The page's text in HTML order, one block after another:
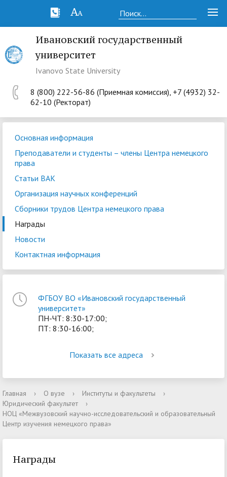
Ивановский государственный
университет
Ivanovo State University
8 (800) 222-56-86 (Приемная комиссия), +7 (4932) 32-
62-10 (Ректорат)
Основная информация
Преподаватели и студенты – члены Центра немецкого
права
Статьи ВАК
Организация научных конференций
Сборники трудов Центра немецкого права
Награды
Новости
Контактная информация
ФГБОУ ВО «Ивановский государственный
университет»
ПН-ЧТ: 8:30-17:00;
ПТ: 8:30-16:00;
Показать все адреса
Главная › О вузе › Институты и факультеты
›
Юридический факультет
›
НОЦ «Межвузовский научно-исследовательский и образовательный
Центр изучения немецкого права»
Награды